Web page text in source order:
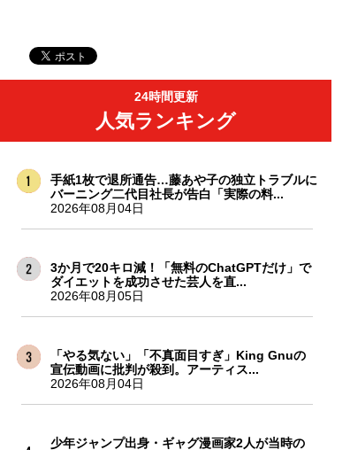
24時間更新
人気ランキング
手紙1枚で退所通告…藤あや子の独立トラブルに
バーニング二代目社長が告白「実際の料...
2026年08月04日
3か月で20キロ減！「無料のChatGPTだけ」で
ダイエットを成功させた芸人を直...
2026年08月05日
「やる気ない」「不真面目すぎ」King Gnuの
宣伝動画に批判が殺到。アーティス...
2026年08月04日
少年ジャンプ出身・ギャグ漫画家2人が当時の